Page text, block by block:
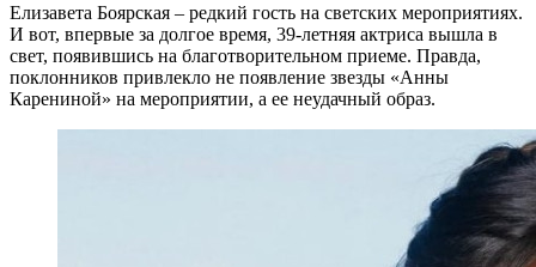
Елизавета Боярская – редкий гость на светских мероприятиях.
И вот, впервые за долгое время, 39-летняя актриса вышла в
свет, появившись на благотворительном приеме. Правда,
поклонников привлекло не появление звезды «Анны
Карениной» на мероприятии, а ее неудачный образ.